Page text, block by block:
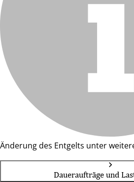
Änderung des Entgelts unter
Daueraufträge und